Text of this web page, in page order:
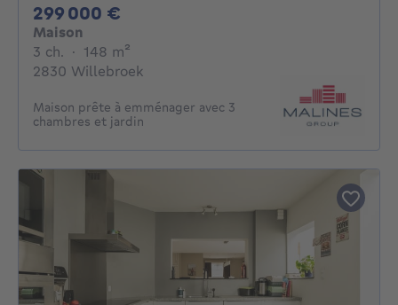
299 000 €
Maison
3 ch. 3 chambres
· 148 m²
2830 Willebroek
Maison prête à emménager avec 3
chambres et jardin